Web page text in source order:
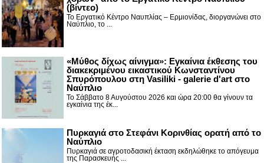
(βίντεο)
Το Εργατικό Κέντρο Ναυπλίας – Ερμιονίδας, διοργανώνει στο
Ναύπλιο, το ...
«Μύθος δίχως αίνιγμα»: Εγκαίνια έκθεσης του
διακεκριμένου εικαστικού Κωνσταντίνου
Σπυρόπουλου στη Vasiliki - galerie d'art στο
Ναύπλιο
Το Σάββατο 8 Αυγούστου 2026 και ώρα 20:00 θα γίνουν τα
εγκαίνια της έκ...
Πυρκαγιά στο Στεφάνι Κορινθίας ορατή από το
Ναύπλιο
Πυρκαγιά σε αγροτοδασική έκταση εκδηλώθηκε το απόγευμα
της Παρασκευής ...